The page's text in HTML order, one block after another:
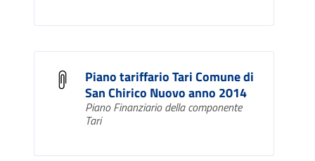
Piano tariffario Tari Comune di
San Chirico Nuovo anno 2014
Piano Finanziario della componente
Tari